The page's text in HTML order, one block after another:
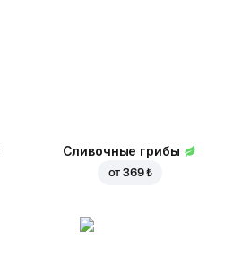
Сливочные грибы
от369 ₺